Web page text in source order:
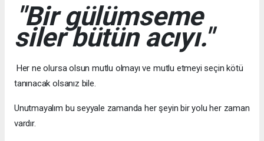
"Bir gülümseme
siler bütün acıyı."
Her ne olursa olsun mutlu olmayı ve mutlu etmeyi seçin kötü
tanınacak olsanız bile.
Unutmayalım bu seyyale zamanda her şeyin bir yolu her zaman
vardır.